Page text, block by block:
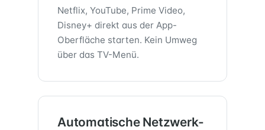
Netflix, YouTube, Prime Video,
Disney+ direkt aus der App-
Oberfläche starten. Kein Umweg
über das TV-Menü.
Automatische Netzwerk-